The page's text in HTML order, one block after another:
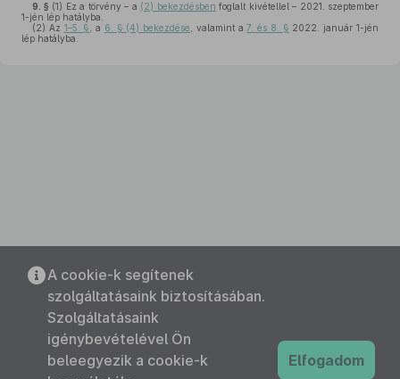
9. § (1) Ez a törvény – a (2) bekezdésben foglalt kivétellel – 2021. szeptember
1-jén lép hatályba.
(2) Az 1–5. § , a 6. § (4) bekezdése , valamint a7. és 8. § 2022. január 1-jén
lép hatályba.
A cookie-k segítenek
szolgáltatásaink biztosításában.
Szolgáltatásaink
igénybevételével Ön
beleegyezik a cookie-k
Elfogadom